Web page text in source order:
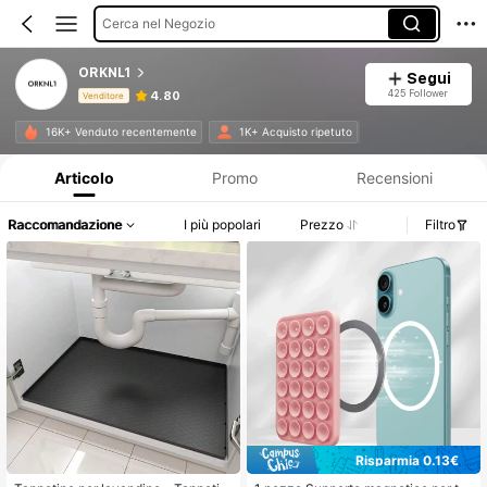
Cerca nel Negozio
ORKNL1
Venditore 4.80
Segui
425 Follower
16K+ Venduto recentemente 1K+ Acquisto ripetuto
Articolo Promo Recensioni
Raccomandazione I più popolari Prezzo Filtro
Risparmia 0.13€